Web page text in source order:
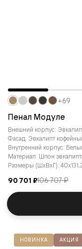
Пенал Модуле
Внешний корпус:
Фасад: Эвкалипт
Внутренний корпус:
Материал: Шпон
Размеры (ШxВxГ):
90 701 ₽106 707 ₽
+69
НОВИНКА АКЦИЯ